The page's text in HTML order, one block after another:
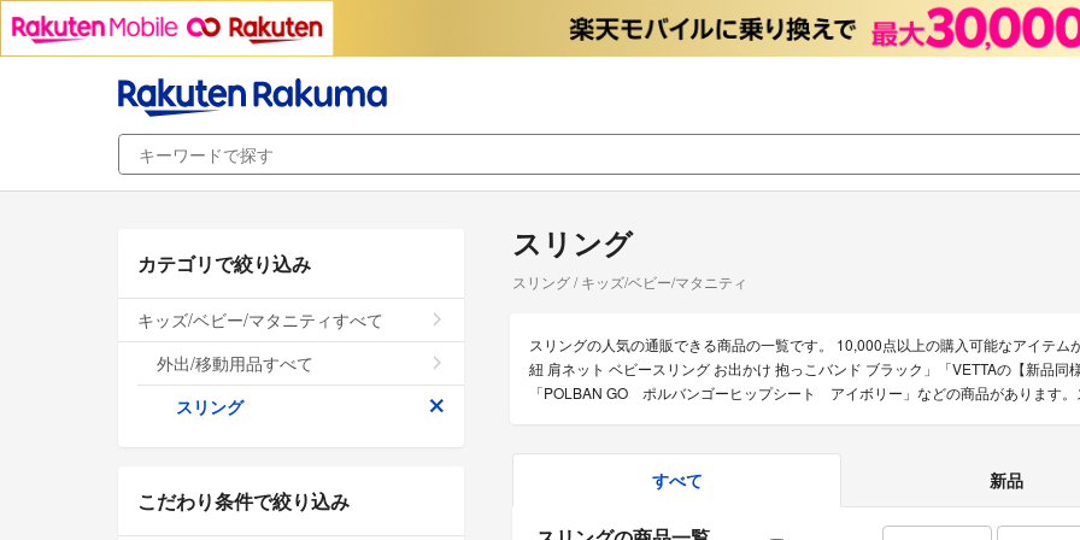
スリング
スリング / キッズ/ベビー/マタニティ
スリングの人気の通販できる商品の一覧です。 10,000点以上の購入可能なアイテ
紐 肩ネット ベビースリング お出かけ 抱っこバンド ブラック」「VETTAの【新品
「POLBAN GO ポルバンゴーヒップシート アイボリー」などの商品があります
すべて 新品
カテゴリで絞り込み
キッズ/ベビー/マタニティすべて
外出/移動用品すべて
スリング
こだわり条件で絞り込み